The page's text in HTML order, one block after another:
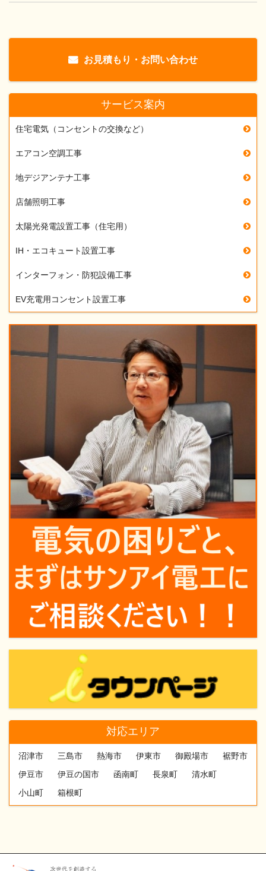
お見積もり・お問い合わせ
サービス案内
住宅電気（コンセントの交換など）
エアコン空調工事
地デジアンテナ工事
店舗照明工事
太陽光発電設置工事（住宅用）
IH・エコキュート設置工事
インターフォン・防犯設備工事
EV充電用コンセント設置工事
対応エリア
沼津市 三島市 熱海市 伊東市 御殿場市
裾野市
伊豆市
伊豆の国市 函南町 長泉町
清水町
小山町
箱根町